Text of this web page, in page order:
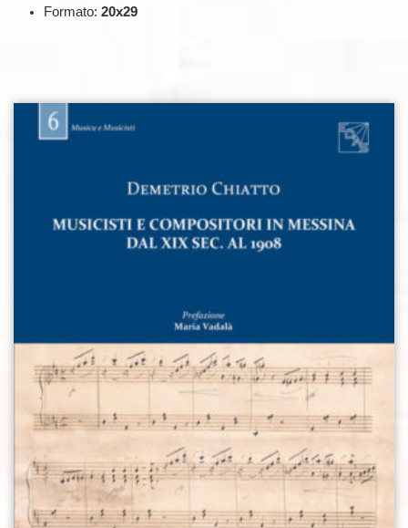
Formato: 20x29